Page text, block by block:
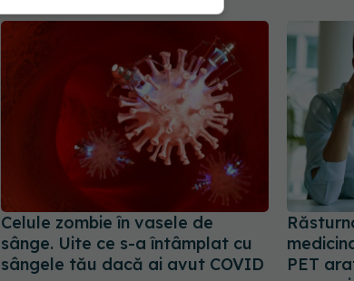
Celule zombie în vasele de
sânge. Uite ce s-a întâmplat cu
sângele tău dacă ai avut COVID
PET